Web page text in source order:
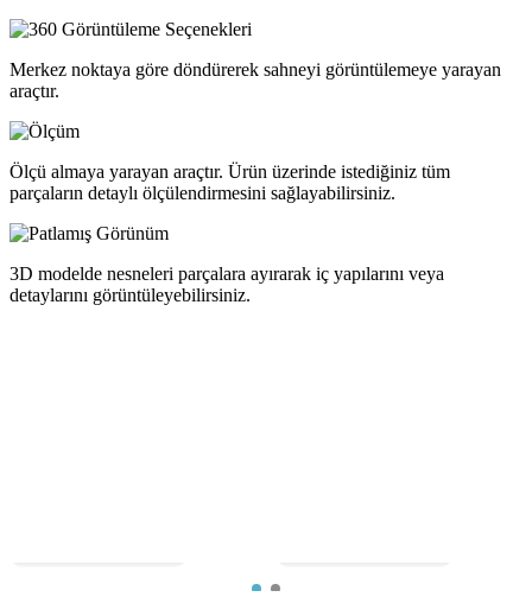
Merkez noktaya göre döndürerek sahneyi görüntülemeye yarayan
araçtır.
Ölçü almaya yarayan araçtır. Ürün üzerinde istediğiniz tüm
parçaların detaylı ölçülendirmesini sağlayabilirsiniz.
3D modelde nesneleri parçalara ayırarak iç yapılarını veya
detaylarını görüntüleyebilirsiniz.